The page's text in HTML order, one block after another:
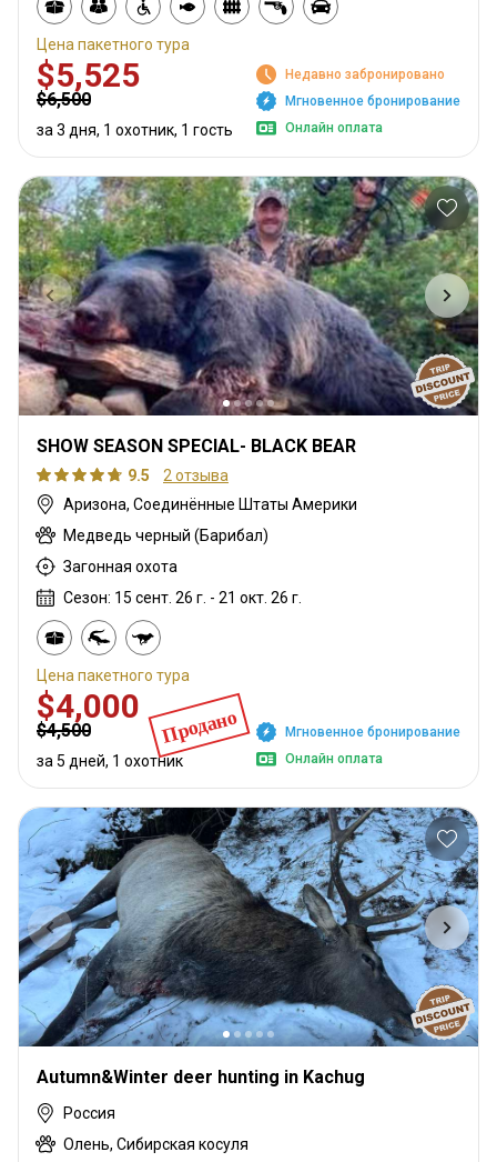
Цена пакетного тура
$5,525
$6,500
за 3 дня, 1 охотник, 1 гость
Недавно забронировано
Мгновенное бронирование
Онлайн оплата
SHOW SEASON SPECIAL- BLACK BEAR
9.5
2 отзыва
Аризона, Соединённые Штаты Америки
Медведь черный (Барибал)
Загонная охота
Сезон: 15 сент. 26 г. - 21 окт. 26 г.
Продано
Цена пакетного тура
$4,000
$4,500
за 5 дней, 1 охотник
Мгновенное бронирование
Онлайн оплата
Autumn&Winter deer hunting in Kachug
Россия
Олень, Сибирская косуля